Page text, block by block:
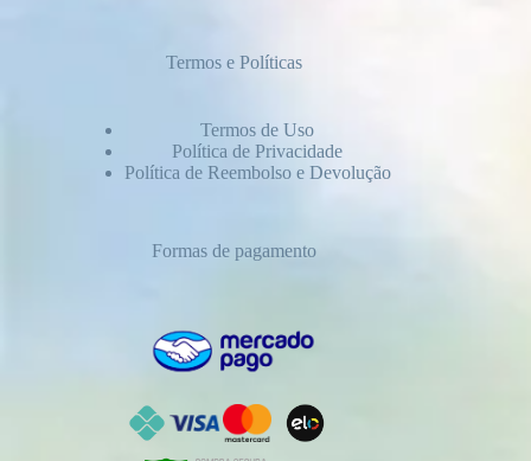
Termos e Políticas
Termos de Uso
Política de Privacidade
Política de Reembolso e Devolução
Formas de pagamento